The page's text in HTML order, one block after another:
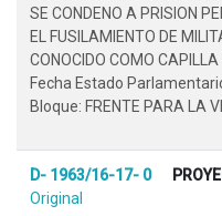
SE CONDENO A PRISION
EL FUSILAMIENTO DE
CONOCIDO COMO CAPILLA
Fecha Estado
Bloque: FRENTE PARA LA
D- 1963/16-17- 0
Original